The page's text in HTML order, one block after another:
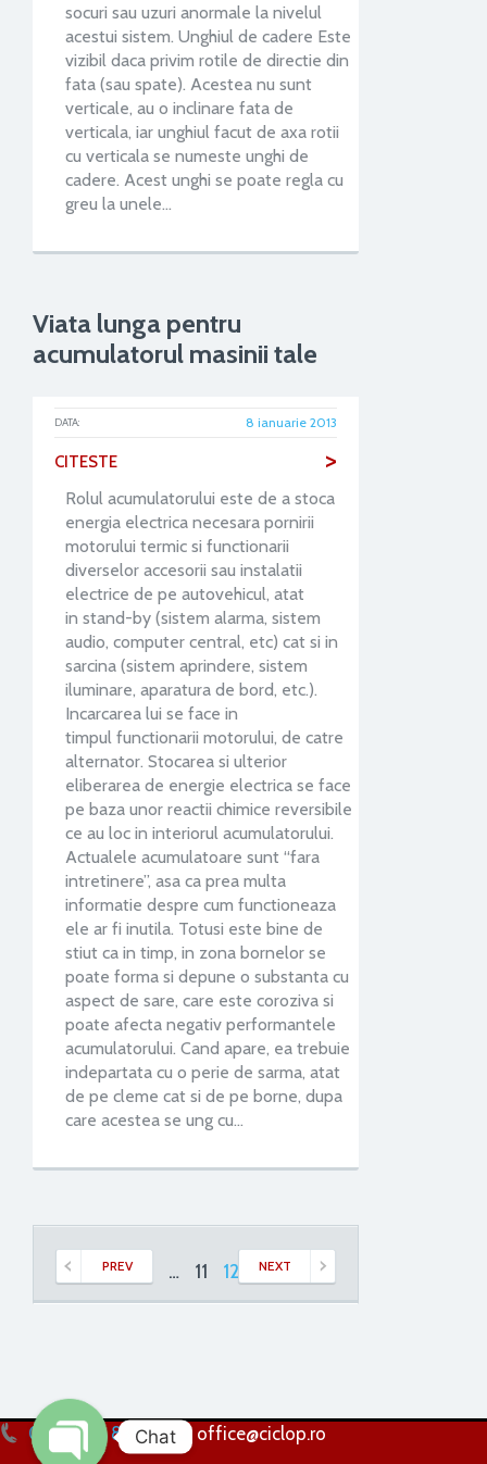
socuri sau uzuri anormale la nivelul
acestui sistem. Unghiul de cadere Este
vizibil daca privim rotile de directie din
fata (sau spate). Acestea nu sunt
verticale, au o inclinare fata de
verticala, iar unghiul facut de axa rotii
cu verticala se numeste unghi de
cadere. Acest unghi se poate regla cu
greu la unele…
Viata lunga pentru
acumulatorul masinii tale
DATA: 8 ianuarie 2013
CITESTE >
Rolul acumulatorului este de a stoca
energia electrica necesara pornirii
motorului termic si functionarii
diverselor accesorii sau instalatii
electrice de pe autovehicul, atat
in stand-by (sistem alarma, sistem
audio, computer central, etc) cat si in
sarcina (sistem aprindere, sistem
iluminare, aparatura de bord, etc.).
Incarcarea lui se face in
timpul functionarii motorului, de catre
alternator. Stocarea si ulterior
eliberarea de energie electrica se face
pe baza unor reactii chimice reversibile
ce au loc in interiorul acumulatorului.
Actualele acumulatoare sunt “fara
intretinere”, asa ca prea multa
informatie despre cum functioneaza
ele ar fi inutila. Totusi este bine de
stiut ca in timp, in zona bornelor se
poate forma si depune o substanta cu
aspect de sare, care este coroziva si
poate afecta negativ performantele
acumulatorului. Cand apare, ea trebuie
indepartata cu o perie de sarma, atat
de pe cleme cat si de pe borne, dupa
care acestea se ung cu…
PREV NEXT
1 … 11 12 13
0256 224 838 office@ciclop.ro
Chat